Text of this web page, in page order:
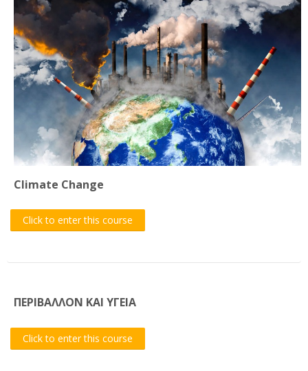
Climate Change
Click to enter this course
ΠΕΡΙΒΑΛΛΟΝ ΚΑΙ ΥΓΕΙΑ
Click to enter this course